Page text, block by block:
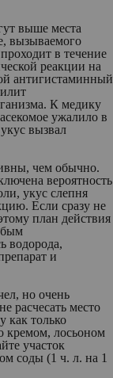
выше места
вызываемого
в течение
реакции на
антигистаминный
К медику
ужалило в
вызвал
чем обычно.
вероятность
укус слепня
Если сразу не
план действия
водорода,
и
но очень
расчесать место
как только
кремом, лосьоном
участок
соды (1 ч. л. на 1